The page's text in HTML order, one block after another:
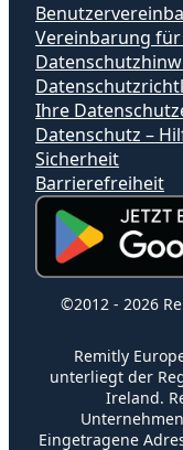
Vereinbarung
Ihre
Datenschutz –
Sicherheit
Barrierefreiheit
©2012 - 2026
Remitly
unterliegt der
Ireland.
Eingetragene